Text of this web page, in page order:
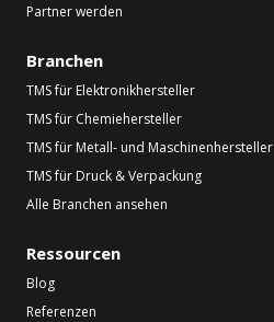
Partner werden
Branchen
TMS für Elektronikhersteller
TMS für Chemiehersteller
TMS für Metall- und Maschinenhersteller
TMS für Druck & Verpackung
Alle Branchen ansehen
Ressourcen
Blog
Referenzen